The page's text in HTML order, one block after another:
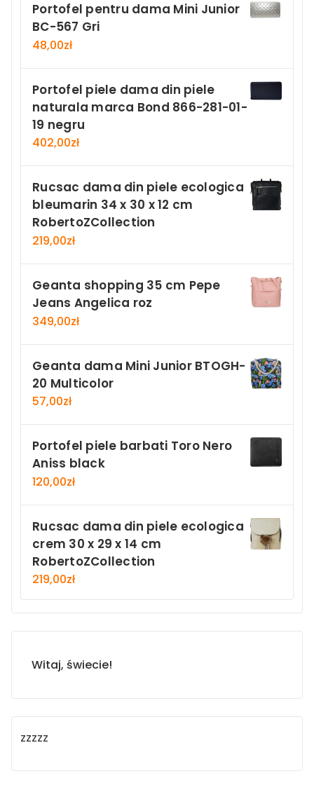
Portofel pentru dama Mini Junior
BC-567 Gri
48,00zł
Portofel piele dama din piele
naturala marca Bond 866-281-01-
19 negru
402,00zł
Rucsac dama din piele ecologica
bleumarin 34 x 30 x 12 cm
RobertoZCollection
219,00zł
Geanta shopping 35 cm Pepe
Jeans Angelica roz
349,00zł
Geanta dama Mini Junior BTOGH-
20 Multicolor
57,00zł
Portofel piele barbati Toro Nero
Aniss black
120,00zł
Rucsac dama din piele ecologica
crem 30 x 29 x 14 cm
RobertoZCollection
219,00zł
Witaj, świecie!
zzzzz